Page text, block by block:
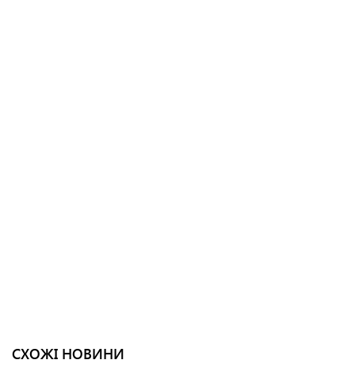
СХОЖІ НОВИНИ